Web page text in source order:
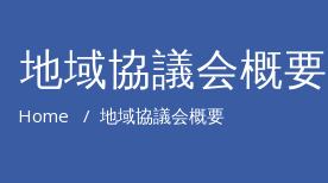
地域協議会概要
Home / 地域協議会概要